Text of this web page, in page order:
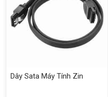
Dây Sata Máy Tính Zin